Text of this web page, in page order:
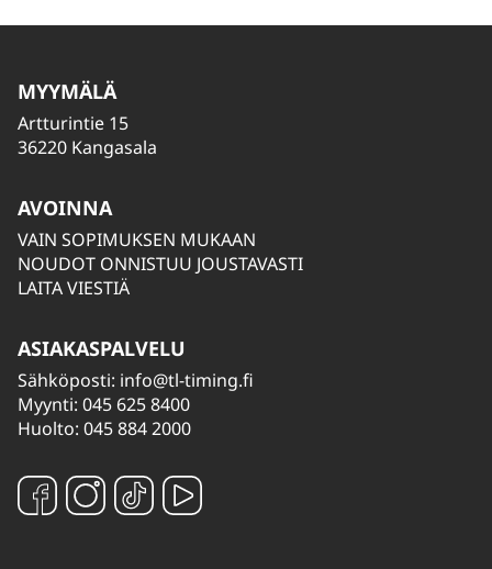
MYYMÄLÄ
Artturintie 15
36220 Kangasala
AVOINNA
VAIN SOPIMUKSEN MUKAAN
NOUDOT ONNISTUU JOUSTAVASTI
LAITA VIESTIÄ
ASIAKASPALVELU
Sähköposti: info@tl-timing.fi
Myynti: 045 625 8400
Huolto: 045 884 2000